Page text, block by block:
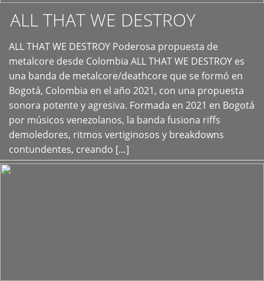
ALL THAT WE DESTROY
ALL THAT WE DESTROY Poderosa propuesta de
metalcore desde Colombia ALL THAT WE DESTROY es
una banda de metalcore/deathcore que se formó en
Bogotá, Colombia en el año 2021, con una propuesta
sonora potente y agresiva. Formada en 2021 en Bogotá
por músicos venezolanos, la banda fusiona riffs
demoledores, ritmos vertiginosos y breakdowns
contundentes, creando […]
+